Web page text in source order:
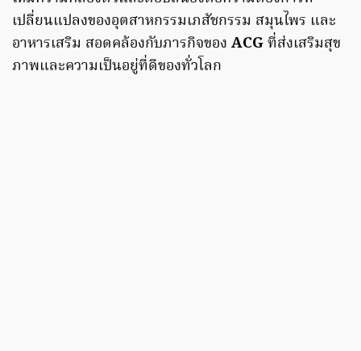
เปลี่ยนแปลงของอุตสาหกรรมเภสัชกรรม สมุนไพร และ
อาหารเสริม สอดคล้องกับภารกิจของ ACGที่ส่งเสริมสุข
ภาพและความเป็นอยู่ที่ดีของทั่วโลก